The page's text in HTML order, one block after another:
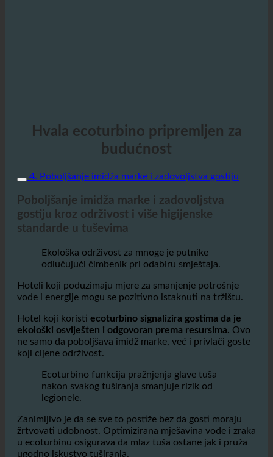
gostiju kroz održivost i više higijenske
standarde u tuševima
odlučujući čimbenik pri odabiru smještaja.
Hoteli koji poduzimaju mjere za smanjenje potrošnje
vode i energije mogu se pozitivno istaknuti na tržištu.
Hotel koji koristiecoturbino signalizira gostima da je
ne samo da poboljšava imidž marke, već i privlači goste
koji cijene održivost.
Ecoturbino funkcija pražnjenja glave tuša
nakon svakog tuširanja smanjuje rizik od
legionele.
Zanimljivo je da se sve to postiže bez da gosti moraju
žrtvovati udobnost. Optimizirana mješavina vode i zraka
u ecoturbinu osigurava da mlaz tuša ostane jak i pruža
ugodno iskustvo tuširanja.
Gosti uživaju u istom visokokvalitetnom
tušu, dok hotel istovremeno štedi svoje
resurse.
Gosti hotela vole i preferiraju čiste tuševe i posebno
čiste glave tuševa